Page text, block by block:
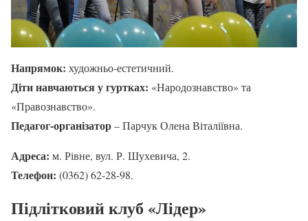
Напрямок: художньо-естетичний.
Діти навчаються у гуртках: «Народознавство» та
«Правознавство».
Педагог-організатор– Парчук Олена Віталіївна.
Адреса: м. Рівне, вул. Р. Шухевича, 2.
Телефон: (0362) 62-28-98.
Підлітковий клуб «Лідер»